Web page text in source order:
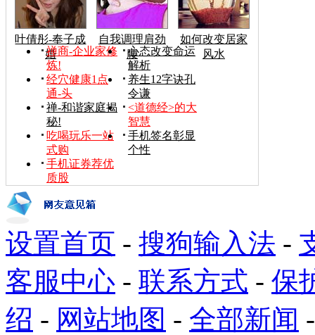
叶倩彤-奉子成
婚
自我调理肩劲
腰
如何改变居家
风水
禅商-企业家修
炼!
心态改变命运
解析
经穴健康1点
通-头
养生12字诀孔
令谦
禅-和谐家庭揭
秘!
<道德经>的大
智慧
吃喝玩乐一站
式购
手机签名彰显
个性
手机证券荐优
质股
设置首页 - 搜狗输入法 -
客服中心 - 联系方式 - 保
绍 - 网站地图 - 全部新闻